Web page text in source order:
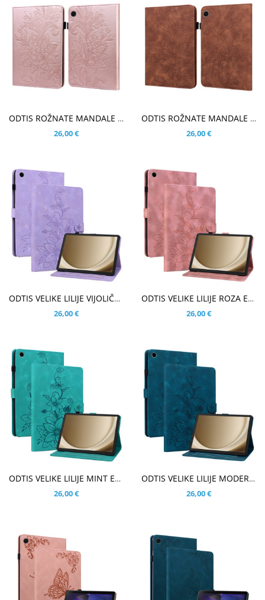
V KOŠARICO
ODTIS ROŽNATE MANDALE ROSE GOLD ETUI ZA SAMSUNG GALAXY TAB A9 PLUS 11.0 (2023)
26,00 €
V KOŠARICO
ODTIS ROŽNATE MANDALE RJAV ETUI ZA SAMSUNG GALAXY TAB A9 PLUS 11.0 (2023)
26,00 €
ODTIS VELIKE LILIJE VIJOLIČEN ETUI ZA SAMSUNG GALAXY TAB A9 PLUS 11.0 (2023)
26,00 €
ODTIS VELIKE LILIJE ROZA ETUI ZA SAMSUNG GALAXY TAB A9 PLUS 11.0 (2023)
26,00 €
ODTIS VELIKE LILIJE MINT ETUI ZA SAMSUNG GALAXY TAB A9 PLUS 11.0 (2023)
26,00 €
ODTIS VELIKE LILIJE MODER ETUI ZA SAMSUNG GALAXY TAB A9 PLUS 11.0 (2023)
26,00 €